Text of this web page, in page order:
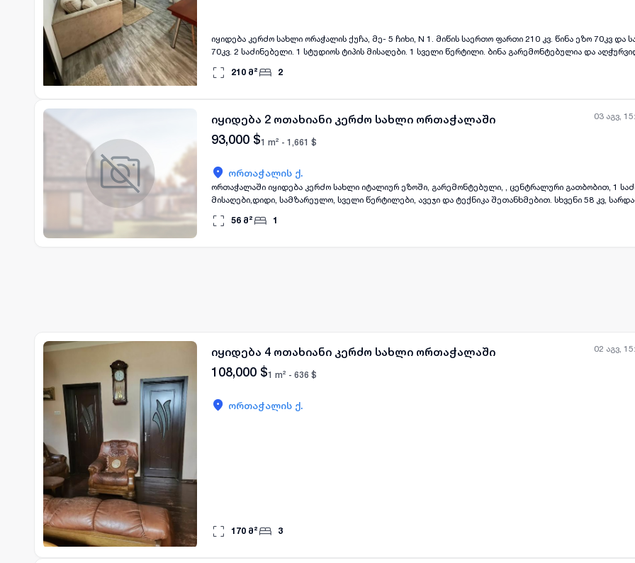
იყიდება კერძო სახლი ორაჭალის ქუჩა, მე- 5 ჩიხი, N 1. მიწის საერთო ფართი 210 კვ. წინა ეზო 70კვ და
70კვ. 2 საძინებელი. 1 სტუდიოს ტიპის მისაღები. 1 სველი წერტილი. ბინა გარემონტებულია და
ავეჯით და ტექნიკით. + ახალი პროექტი 100კვ . დუპლექსის ტიპის სახლი, ცალკე შესასვლელით
210 მ² 2
03 აგვ,
იყიდება 2 ოთახიანი კერძო სახლი ორთაჭალაში
93,000 $1 m² - 1,661 $
ორთაჭალის ქ.
ორთაჭალაში იყიდება კერძო სახლი იტალიურ ეზოში, გარემონტებული, , ცენტრალური გათბობით, 1
მისაღები,დიდი, სამზარეულო, სველი წერტილები, ავეჯი და ტექნიკა შეთანხმებით. სხვენი 58 კვ,
კვადრატი. დეტალებზე დაგვიკავშირდით.
56 მ² 1
02 აგვ,
იყიდება 4 ოთახიანი კერძო სახლი ორთაჭალაში
108,000 $1 m² - 636 $
ორთაჭალის ქ.
170 მ² 3